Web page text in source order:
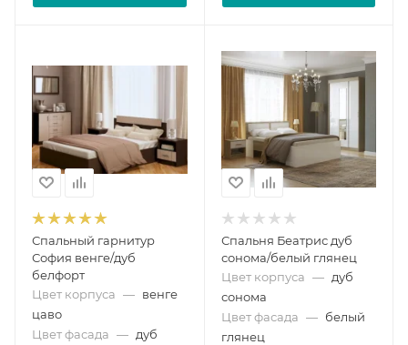
Спальный гарнитур
София венге/дуб
белфорт
Цвет корпуса — венге
цаво
Цвет фасада — дуб
Спальня Беатрис дуб
сонома/белый глянец
Цвет корпуса — дуб
сонома
Цвет фасада — белый
глянец